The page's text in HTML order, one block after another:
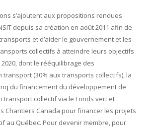
s’ajoutent aux propositions rendues
depuis sa création en août 2011 afin de
et d’aider le gouvernement et les
collectifs à atteindre leurs objectifs
2020, dont le rééquilibrage des
transport (30% aux transports collectifs), la
du financement du développement de
transport collectif via le Fonds vert et
Chantiers Canada pour financer les projets
au Québec. Pour devenir membre, pour